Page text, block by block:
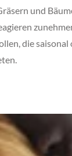
und
die saisonal